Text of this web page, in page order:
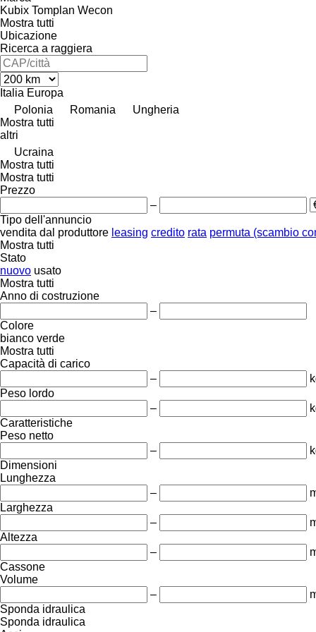
Kubix Tomplan Wecon
Mostra tutti
Ubicazione
Ricerca a raggiera
Italia Europa
Polonia
Romania
Ungheria
Mostra tutti
altri
Ucraina
Mostra tutti
Mostra tutti
Prezzo
–
Tipo dell'annuncio
vendita dal produttore leasing credito rata permuta (scambio
Mostra tutti
Stato
nuovo usato
Mostra tutti
Anno di costruzione
–
Colore
bianco verde
Mostra tutti
Capacità di carico
–
Peso lordo
–
Caratteristiche
Peso netto
–
Dimensioni
Lunghezza
–
Larghezza
–
Altezza
–
Cassone
Volume
–
Sponda idraulica
Sponda idraulica